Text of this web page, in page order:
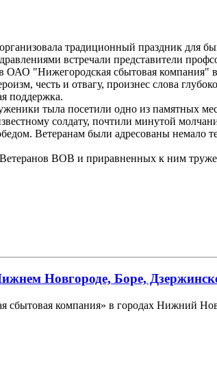
традиционный праздник для
встречали представители
ОАО "Нижегородская сбытовая
честь и отвагу, произнес слова
поддержка.
тыла посетили одно из памятных
солдату, почтили минутой
Ветеранам были адресованы немало
ВОВ и приравненных к ним
Новгороде, Боре,
компания» в городах Нижний